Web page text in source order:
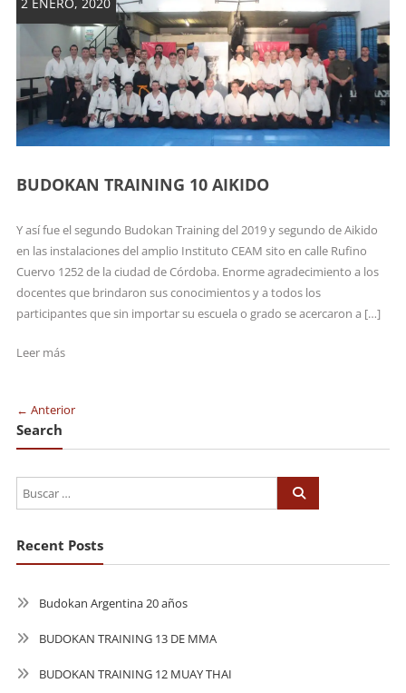
BUDOKAN TRAINING 10 AIKIDO
Y así fue el segundo Budokan Training del 2019 y segundo de Aikido
en las instalaciones del amplio Instituto CEAM sito en calle Rufino
Cuervo 1252 de la ciudad de Córdoba. Enorme agradecimiento a los
docentes que brindaron sus conocimientos y a todos los
participantes que sin importar su escuela o grado se acercaron a […]
Leer más
← Anterior
Search
Recent Posts
Budokan Argentina 20 años
BUDOKAN TRAINING 13 DE MMA
BUDOKAN TRAINING 12 MUAY THAI